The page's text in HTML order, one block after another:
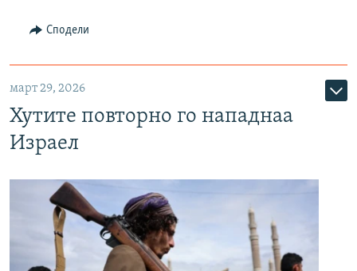
Сподели
март 29, 2026
Хутите повторно го нападнаа
Израел